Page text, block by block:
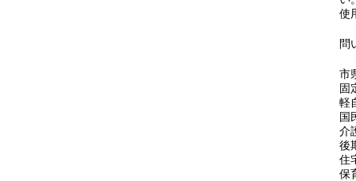
使
問
市
固
軽
国
介
後
住
保